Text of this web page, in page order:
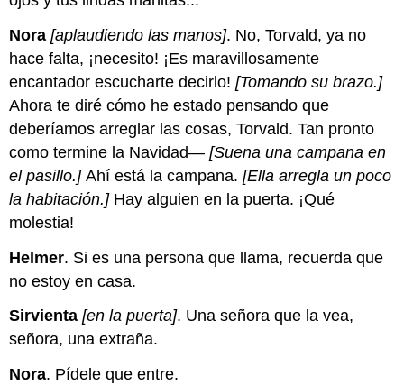
Nora [aplaudiendo las manos]. No, Torvald, ya no
hace falta, ¡necesito! ¡Es maravillosamente
encantador escucharte decirlo![Tomando su brazo.]
Ahora te diré cómo he estado pensando que
deberíamos arreglar las cosas, Torvald. Tan pronto
como termine la Navidad—[Suena una campana en
el pasillo.]Ahí está la campana.[Ella arregla un poco
la habitación.] Hay alguien en la puerta. ¡Qué
molestia!
Helmer. Si es una persona que llama, recuerda que
no estoy en casa.
Sirvienta [en la puerta]. Una señora que la vea,
señora, una extraña.
Nora. Pídele que entre.